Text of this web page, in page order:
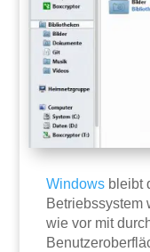
Windows bleibt
Betriebssystem
wie vor mit